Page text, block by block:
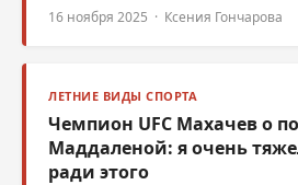
16 ноября 2025 · Ксения Гончарова
ЛЕТНИЕ ВИДЫ СПОРТА
Чемпион UFC Махачев о
Маддаленой: я очень
ради этого